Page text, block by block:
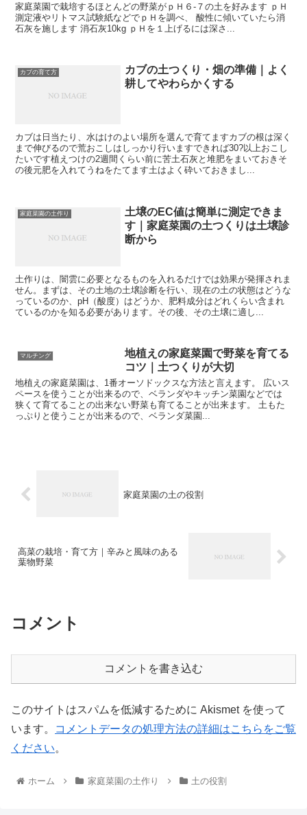
家庭菜園で栽培するほとんどの野菜がｐＨ６-７の土を好みます ｐＨ
測定液やリトマス試験紙などでｐＨを調べ、 酸性に傾いていたら消
石灰を施します 消石灰10kg ｐＨを１上げるには深さ...
カブの育て方
カブの土つくり・畑の準備｜よく
耕してやわらかくする
カブは日当たり、水はけのよい場所を選んで育てますカブの根は深く
まで伸びるので荒おこしはしっかり行いますできれば30?以上おこし
たいです植えつけの2週間くらい前に苦土石灰と堆肥をまいておきそ
の後元肥を入れてうねをたてます土はよく砕いておきまし...
家庭菜園の土作り
土壌のEC値は簡単に測定できま
す｜家庭菜園の土つくりは土壌診
断から
土作りは、闇雲に必要となるものを入れるだけでは効果が発揮されま
せん。まずは、その土地の土壌診断を行い、現在の土の状態はどうな
っているのか、pH（酸度）はどうか、肥料成分はどれくらい含まれ
ているのかを知る必要があります。その後、その土壌に適し...
マルチング
地植えの家庭菜園で野菜を育てる
コツ｜土つくりが大切
地植えの家庭菜園は、1番オーソドックスな方法と言えます。 広いス
ペースを使うことが出来るので、ベランダやキッチン菜園などでは
狭くて育てることの出来ない野菜も育てることが出来ます。 土もた
っぷりと使うことが出来るので、ベランダ菜園...
家庭菜園の土の役割
高菜の栽培・育て方｜辛みと風味のある
葉物野菜
コメント
コメントを書き込む
このサイトはスパムを低減するために Akismet を使って
います。
コメントデータの処理方法の詳細はこちらをご覧
ください。
ホーム 家庭菜園の土作り 土の役割